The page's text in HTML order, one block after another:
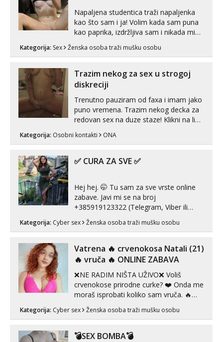
Napaljena studentica traži napaljenka
kao što sam i ja! Volim kada sam puna
kao paprika, izdržljiva sam i nikada mi
puta dnevno bilo kad i bilo gdje zato se
link ispod i nadji me tamo, cekam te!
Kategorija: Sex Ženska osoba traži mušku osobu
Trazim nekog za sex u strogoj
diskreciji
Trenutno pauziram od faxa i imam jako
puno vremena. Trazim nekog decka za
redovan sex na duze staze! Klikni na link
Kategorija: Osobni kontakti ONA
✅ CURA ZA SVE ✅
Hej hej. 🤭 Tu sam za sve vrste online
zabave. Javi mi se na broj
+385919123322 (Telegram, Viber ili
Whatsapp). 🤙 NE javljaj se na uzivo.
Hvala.
Kategorija: Cyber sex Ženska osoba traži mušku osobu
Vatrena ‎️‍🔥 crvenokosa Natali (21)
‎️‍🔥 vruča‎ ️‍🔥 ONLINE ZABAVA
❌NE RADIM NIŠTA UŽIVO❌ Voliš
crvenokose prirodne curke? ❤️ Onda me
moraš isprobati koliko sam vruča.‎ ️‍🔥
MLADA vražica koja ima 100%
prorodne grudi, 💦 Misli su mi uvijek
U mojoj raznolikoj ponudi možeš
Kategorija: Cyber sex Ženska osoba traži mušku osobu
💣SEX BOMBA💣